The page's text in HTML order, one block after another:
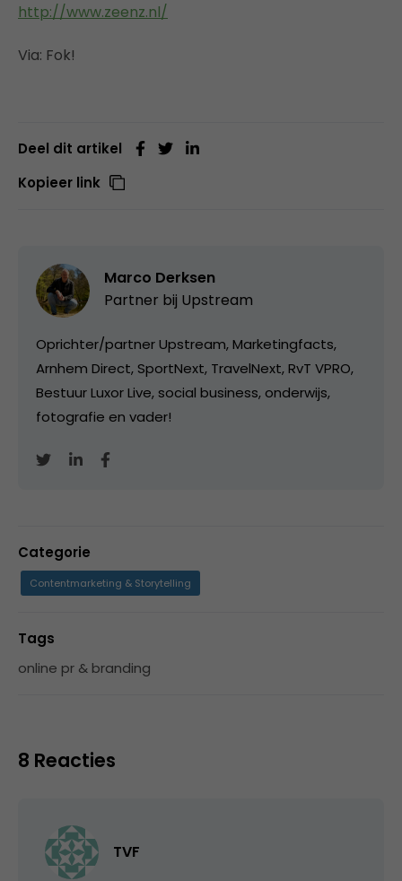
http://www.zeenz.nl/
Via: Fok!
Deel dit artikel
Kopieer link
Marco Derksen
Partner bij Upstream
Oprichter/partner Upstream, Marketingfacts,
Arnhem Direct, SportNext, TravelNext, RvT VPRO,
Bestuur Luxor Live, social business, onderwijs,
fotografie en vader!
Categorie
Contentmarketing & Storytelling
Tags
online pr & branding
8 Reacties
TVF